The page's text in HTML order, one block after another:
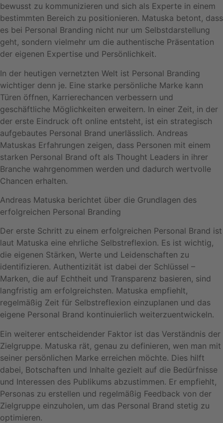
bewusst zu kommunizieren und sich als Experte in einem
bestimmten Bereich zu positionieren. Matuska betont, dass
es bei Personal Branding nicht nur um Selbstdarstellung
geht, sondern vielmehr um die authentische Präsentation
der eigenen Expertise und Persönlichkeit.
In der heutigen vernetzten Welt ist Personal Branding
wichtiger denn je. Eine starke persönliche Marke kann
Türen öffnen, Karrierechancen verbessern und
geschäftliche Möglichkeiten erweitern. In einer Zeit, in der
der erste Eindruck oft online entsteht, ist ein strategisch
aufgebautes Personal Brand unerlässlich. Andreas
Matuskas Erfahrungen zeigen, dass Personen mit einem
starken Personal Brand oft als Thought Leaders in ihrer
Branche wahrgenommen werden und dadurch wertvolle
Chancen erhalten.
Andreas Matuska berichtet über die Grundlagen des
erfolgreichen Personal Branding
Der erste Schritt zu einem erfolgreichen Personal Brand ist
laut Matuska eine ehrliche Selbstreflexion. Es ist wichtig,
die eigenen Stärken, Werte und Leidenschaften zu
identifizieren. Authentizität ist dabei der Schlüssel –
Marken, die auf Echtheit und Transparenz basieren, sind
langfristig am erfolgreichsten. Matuska empfiehlt,
regelmäßig Zeit für Selbstreflexion einzuplanen und das
eigene Personal Brand kontinuierlich weiterzuentwickeln.
Ein weiterer entscheidender Faktor ist das Verständnis der
Zielgruppe. Matuska rät, genau zu definieren, wen man mit
seiner persönlichen Marke erreichen möchte. Dies hilft
dabei, Botschaften und Inhalte gezielt auf die Bedürfnisse
und Interessen des Publikums abzustimmen. Er empfiehlt,
Personas zu erstellen und regelmäßig Feedback von der
Zielgruppe einzuholen, um das Personal Brand stetig zu
optimieren.